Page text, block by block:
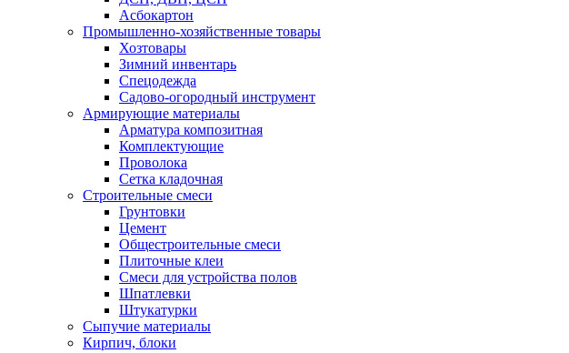
Асбокартон
Промышленно-хозяйственные товары
Хозтовары
Зимний инвентарь
Спецодежда
Садово-огородный инструмент
Армирующие материалы
Арматура композитная
Комплектующие
Проволока
Сетка кладочная
Строительные смеси
Грунтовки
Цемент
Общестроительные смеси
Плиточные клеи
Смеси для устройства полов
Шпатлевки
Штукатурки
Сыпучие материалы
Кирпич, блоки